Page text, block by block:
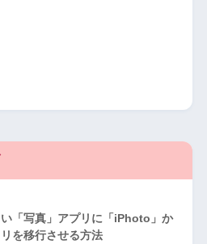
「写真」アプリに「iPhoto」か
を移行させる方法